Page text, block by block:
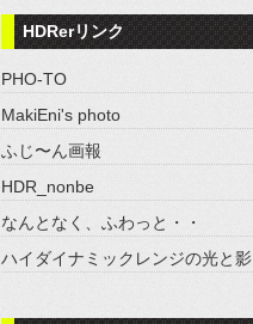
HDRerリンク
PHO-TO
MakiEni's photo
ふじ〜ん画報
HDR_nonbe
なんとなく、ふわっと・・
ハイダイナミックレンジの光と影